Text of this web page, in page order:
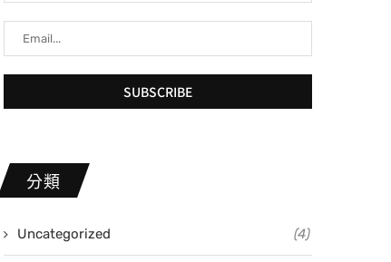
分類
Uncategorized (4)